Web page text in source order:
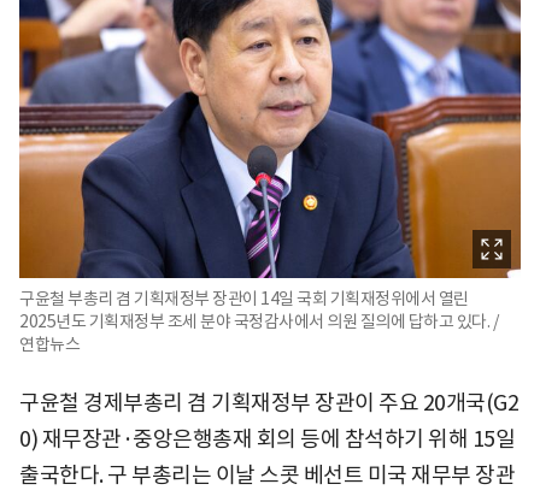
구윤철 부총리 겸 기획재정부 장관이 14일 국회 기획재정위에서 열린
2025년도 기획재정부 조세 분야 국정감사에서 의원 질의에 답하고 있다. /
연합뉴스
구윤철 경제부총리 겸 기획재정부 장관이 주요 20개국(G2
0) 재무장관·중앙은행총재 회의 등에 참석하기 위해 15일
출국한다. 구 부총리는 이날 스콧 베선트 미국 재무부 장관